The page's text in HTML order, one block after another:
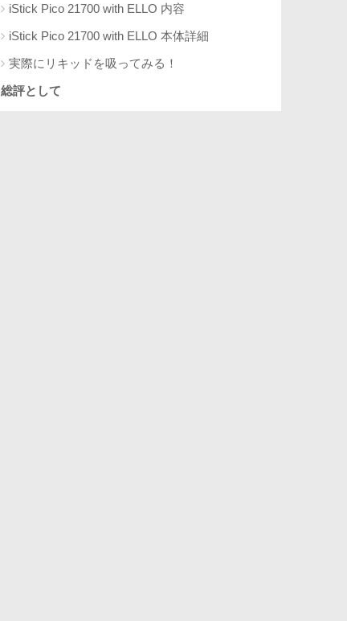
iStick Pico 21700 with ELLO 内容
iStick Pico 21700 with ELLO 本体詳細
実際にリキッドを吸ってみる！
総評として